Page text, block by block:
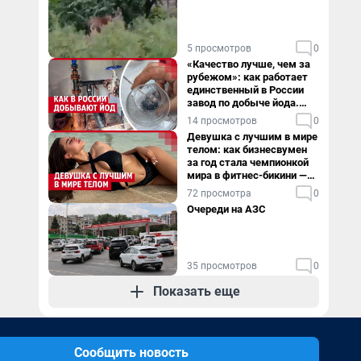
5 просмотров 0
«Качество лучше, чем за
рубежом»: как работает
единственный в России
завод по добыче йода.
Видео
14 просмотров 0
Девушка с лучшим в мире
телом: как бизнесвумен
за год стала чемпионкой
мира в фитнес-бикини —
видео
72 просмотра 0
Очереди на АЗС
35 просмотров 0
Показать еще
Сообщить новость